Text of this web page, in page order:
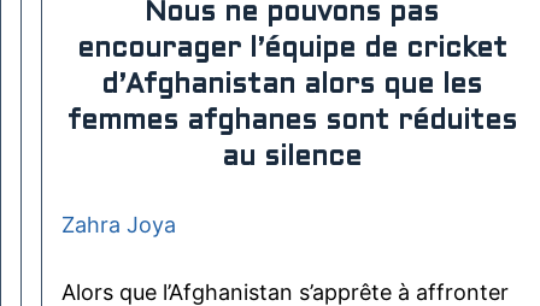
Nous ne pouvons pas
encourager l’équipe de cricket
d’Afghanistan alors que les
femmes afghanes sont réduites
au silence
Zahra Joya
Alors que l’Afghanistan s’apprête à affronter